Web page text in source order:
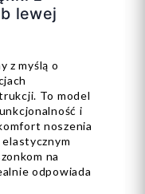
lewej
z myślą o
To model
i
noszenia
elastycznym
na
odpowiada